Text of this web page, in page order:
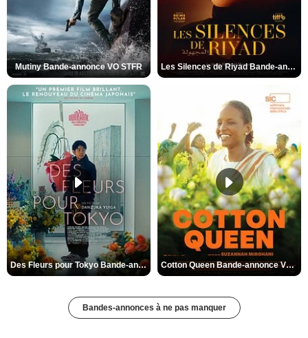
Mutiny Bande-annonce VO STFR Les Silences de Riyad Bande-annonce VO STFR
Des Fleurs pour Tokyo Bande-annonce VO STFR Cotton Queen Bande-annonce VO STFR
Bandes-annonces à ne pas manquer